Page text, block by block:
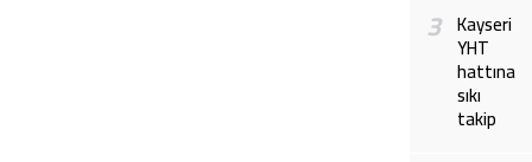
3 Kayseri
YHT
hattına
sıkı
takip